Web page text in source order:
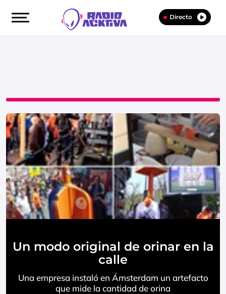
Directo
Un modo original de orinar en la
calle
Una empresa instaló en Ámsterdam un artefacto
que mide la cantidad de orina